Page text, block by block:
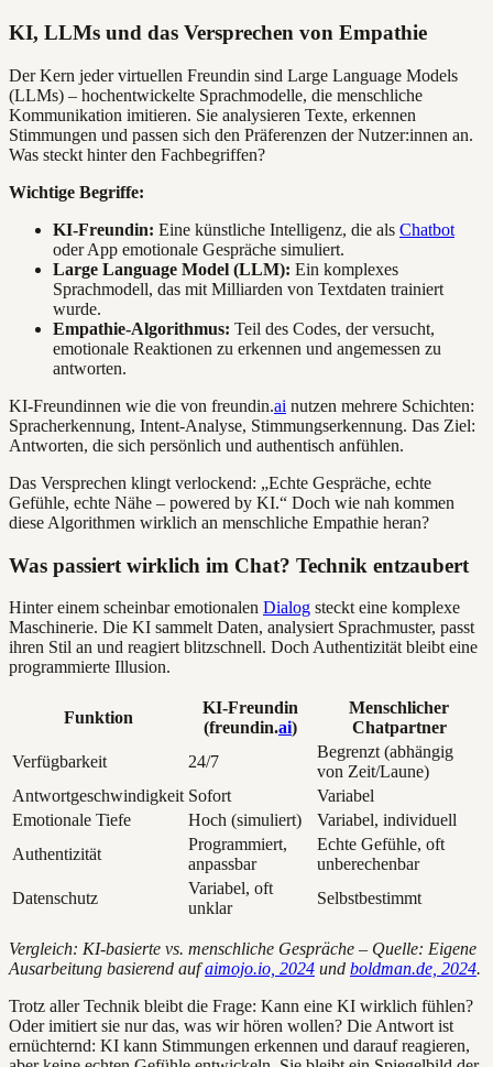
KI, LLMs und das Versprechen von Empathie
Der Kern jeder virtuellen Freundin sind Large Language Models
(LLMs) – hochentwickelte Sprachmodelle, die menschliche
Kommunikation imitieren. Sie analysieren Texte, erkennen
Stimmungen und passen sich den Präferenzen der Nutzer:innen an.
Was steckt hinter den Fachbegriffen?
Wichtige Begriffe:
KI-Freundin: Eine künstliche Intelligenz, die als Chatbot
oder App emotionale Gespräche simuliert.
Large Language Model (LLM): Ein komplexes
Sprachmodell, das mit Milliarden von Textdaten trainiert
wurde.
Empathie-Algorithmus: Teil des Codes, der versucht,
emotionale Reaktionen zu erkennen und angemessen zu
antworten.
KI-Freundinnen wie die von freundin.ai nutzen mehrere Schichten:
Spracherkennung, Intent-Analyse, Stimmungserkennung. Das Ziel:
Antworten, die sich persönlich und authentisch anfühlen.
Das Versprechen klingt verlockend: „Echte Gespräche, echte
Gefühle, echte Nähe – powered by KI.“ Doch wie nah kommen
diese Algorithmen wirklich an menschliche Empathie heran?
Was passiert wirklich im Chat? Technik entzaubert
Hinter einem scheinbar emotionalen Dialog steckt eine komplexe
Maschinerie. Die KI sammelt Daten, analysiert Sprachmuster, passt
ihren Stil an und reagiert blitzschnell. Doch Authentizität bleibt eine
programmierte Illusion.
Funktion
KI-Freundin
(freundin.ai)
Menschlicher
Chatpartner
Verfügbarkeit
24/7
Begrenzt (abhängig
von Zeit/Laune)
Antwortgeschwindigkeit Sofort
Variabel
Emotionale Tiefe
Hoch (simuliert)
Variabel, individuell
Authentizität
Programmiert,
anpassbar
Echte Gefühle, oft
unberechenbar
Datenschutz
Variabel, oft
unklar
Selbstbestimmt
Vergleich: KI-basierte vs. menschliche Gespräche – Quelle: Eigene
Ausarbeitung basierend aufaimojo.io, 2024 und boldman.de, 2024.
Trotz aller Technik bleibt die Frage: Kann eine KI wirklich fühlen?
Oder imitiert sie nur das, was wir hören wollen? Die Antwort ist
ernüchternd: KI kann Stimmungen erkennen und darauf reagieren,